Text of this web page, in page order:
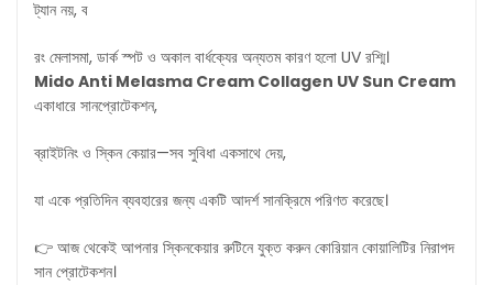
ট্যান নয়, ব
রং মেলাসমা, ডার্ক স্পট ও অকাল বার্ধক্যের অন্যতম কারণ হলো UV রশ্মি।
Mido Anti Melasma Cream Collagen UV Sun Cream
একাধারে সানপ্রোটেকশন,
ব্রাইটনিং ও স্কিন কেয়ার—সব সুবিধা একসাথে দেয়,
যা একে প্রতিদিন ব্যবহারের জন্য একটি আদর্শ সানক্রিমে পরিণত করেছে।
👉 আজ থেকেই আপনার স্কিনকেয়ার রুটিনে যুক্ত করুন কোরিয়ান কোয়ালিটির নিরাপদ
সান প্রোটেকশন।